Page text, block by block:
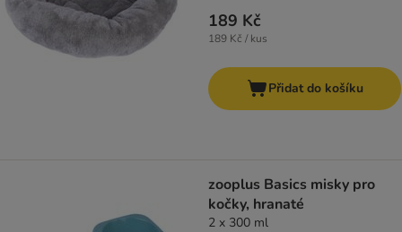
189 Kč
189 Kč / kus
Přidat do košíku
zooplus Basics misky pro
kočky, hranaté
2 x 300 ml